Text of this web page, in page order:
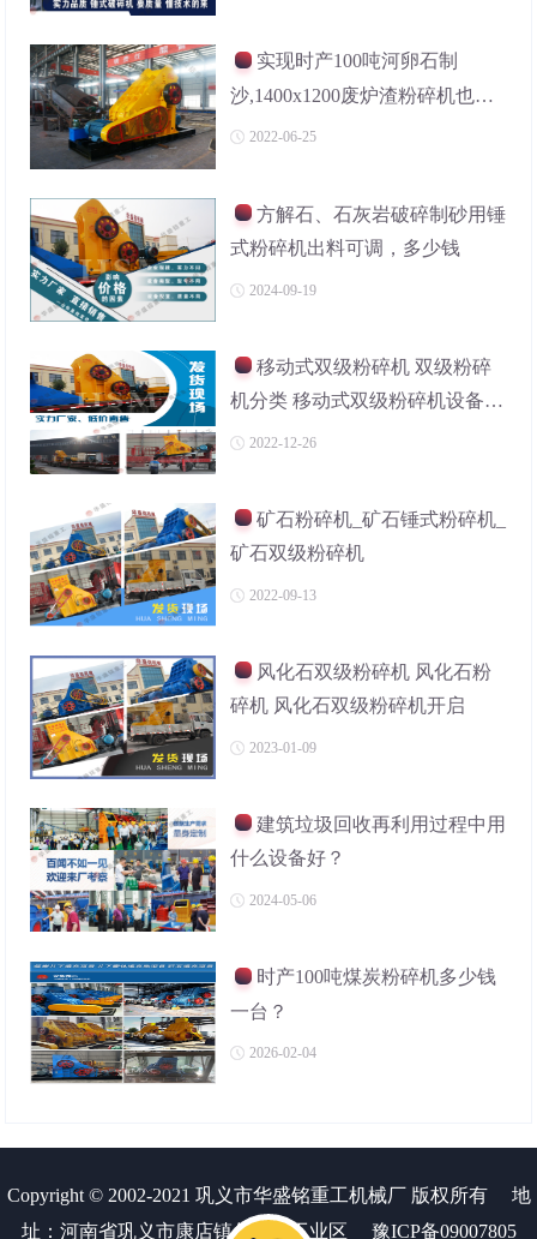
实现时产100吨河卵石制
沙,1400x1200废炉渣粉碎机也可
以,价格是多少?
2022-06-25
方解石、石灰岩破碎制砂用锤
式粉碎机出料可调，多少钱
2024-09-19
移动式双级粉碎机 双级粉碎
机分类 移动式双级粉碎机设备特
点 2022-12-26
矿石粉碎机_矿石锤式粉碎机_
矿石双级粉碎机
2022-09-13
风化石双级粉碎机 风化石粉
碎机 风化石双级粉碎机开启
2023-01-09
建筑垃圾回收再利用过程中用
什么设备好？
2024-05-06
时产100吨煤炭粉碎机多少钱
一台？
2026-02-04
Copyright © 2002-2021 巩义市华盛铭重工机械厂 版权所有
地
址：河南省巩义市康店镇创业路工业区
豫ICP备09007805